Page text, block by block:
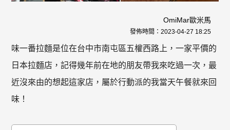
OmiMar歐米馬
發佈時間： 2023-04-27 18:25
味一番拉麵是位在台中市南屯區五權西路上，一家平價的
日本拉麵店，記得幾年前在地的朋友帶我來吃過一次，最
近沒來由的想起這家店，屬於行動派的我當天午餐就來回
味！